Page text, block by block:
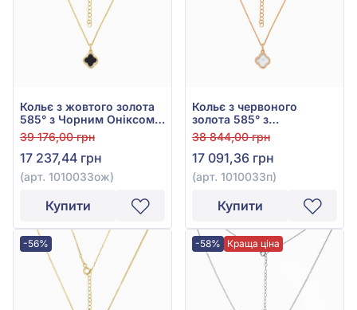
Кольє з жовтого золота
585° з Чорним Оніксом,
арт. 1010033ож
39 176,00 грн
17 237,44 грн
(арт. 1010033ож)
Купити
Кольє з червоного
золота 585° з
перламутром, арт.
1010033п
38 844,00 грн
17 091,36 грн
(арт. 1010033п)
Купити
-56% -58% Краща ціна